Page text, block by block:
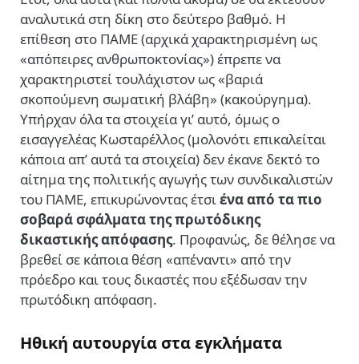
αναλυτικά στη δίκη στο δεύτερο βαθμό. Η
επίθεση στο ΠΑΜΕ (αρχικά χαρακτηρισμένη ως
«απόπειρες ανθρωποκτονίας») έπρεπε να
χαρακτηριστεί τουλάχιστον ως «βαριά
σκοπούμενη σωματική βλάβη» (κακούργημα).
Υπήρχαν όλα τα στοιχεία γι’ αυτό, όμως ο
εισαγγελέας Κωσταρέλλος (μολονότι επικαλείται
κάποια απ’ αυτά τα στοιχεία) δεν έκανε δεκτό το
αίτημα της πολιτικής αγωγής των συνδικαλιστών
του ΠΑΜΕ, επικυρώνοντας έτσιένα από τα πιο
σοβαρά σφάλματα της πρωτόδικης
δικαστικής απόφασης. Προφανώς, δε θέλησε να
βρεθεί σε κάποια θέση «απέναντι» από την
πρόεδρο και τους δικαστές που εξέδωσαν την
πρωτόδικη απόφαση.
Ηθική αυτουργία στα εγκλήματα